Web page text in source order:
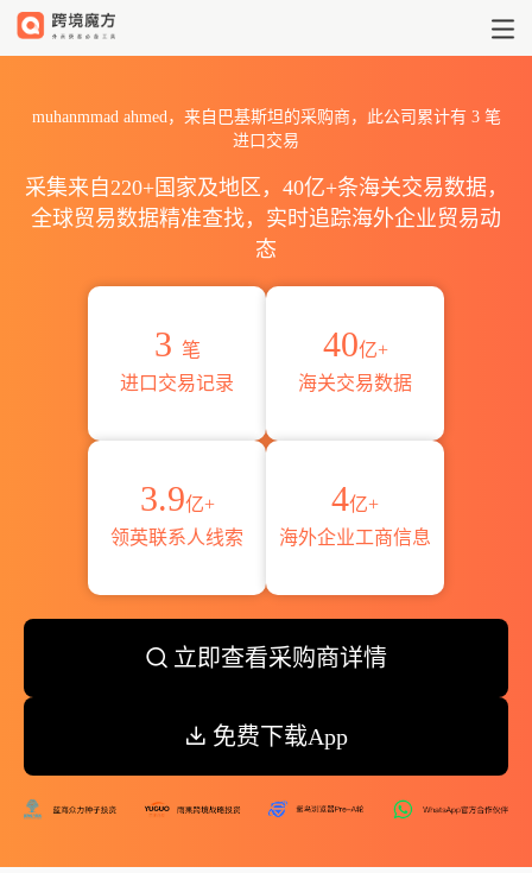
muhanmmad ahmed，来自巴基斯坦的采购商，此公司累计有 3笔
进口交易
采集来自220+国家及地区，40亿+条海关交易数据，
全球贸易数据精准查找，实时追踪海外企业贸易动
态
3 笔
进口交易记录
40亿+
海关交易数据
3.9亿+
领英联系人线索
4亿+
海外企业工商信息
立即查看采购商详情
免费下载App